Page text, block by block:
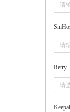
Retry
请